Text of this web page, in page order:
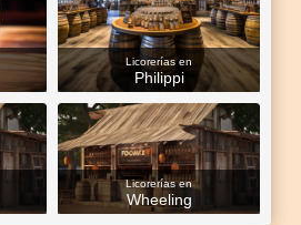
Licorerías en
Philippi
Licorerías en
Wheeling